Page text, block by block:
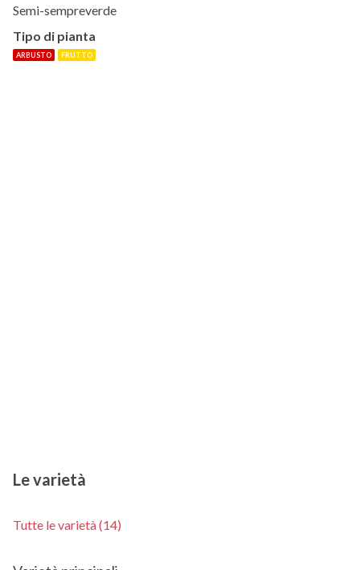
Semi-sempreverde
Tipo di pianta
ARBUSTO FRUTTO
Le varietà
Tutte le varietà (14)